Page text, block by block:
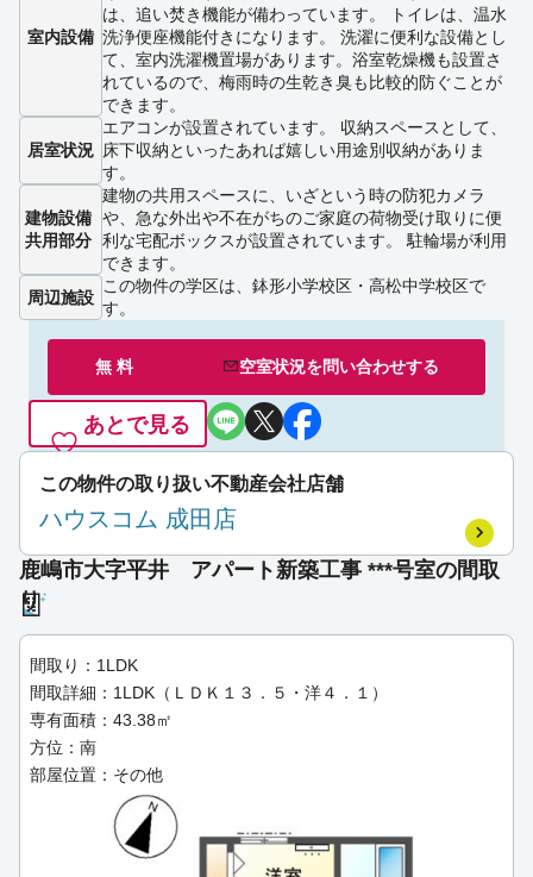
室内設備
は、追い焚き機能が備わっています。 トイレは、温水
洗浄便座機能付きになります。 洗濯に便利な設備とし
て、室内洗濯機置場があります。浴室乾燥機も設置さ
れているので、梅雨時の生乾き臭も比較的防ぐことが
できます。
居室状況
エアコンが設置されています。 収納スペースとして、
床下収納といったあれば嬉しい用途別収納がありま
す。
建物設備
共用部分
建物の共用スペースに、いざという時の防犯カメラ
や、急な外出や不在がちのご家庭の荷物受け取りに便
利な宅配ボックスが設置されています。 駐輪場が利用
できます。
周辺施設
この物件の学区は、鉢形小学校区・高松中学校区で
す。
無 料 空室状況を問い合わせする
あとで見る
この物件の取り扱い不動産会社店舗
ハウスコム 成田店
鹿嶋市大字平井 アパート新築工事 ***号室の間取
り
間取り：1LDK
間取詳細：1LDK（ＬＤＫ１３．５・洋４．１）
専有面積：43.38㎡
方位：南
部屋位置：その他